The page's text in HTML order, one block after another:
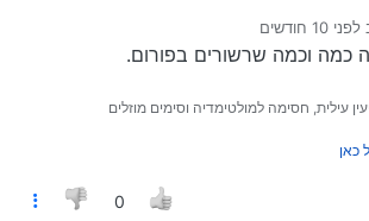
רוורס ומאריך לחגורה
הודעה מצ’יטה הארורים שזה תקוע במכס במשרד
להבין …
ואין תגובה ימ"ש,
לפני 10 חודשים
לאחרונה על ידי
כמה וכמה שרשורים בפורום.
עילית, חסימה למולטימדיה וסימים מוזלים
כאן
0